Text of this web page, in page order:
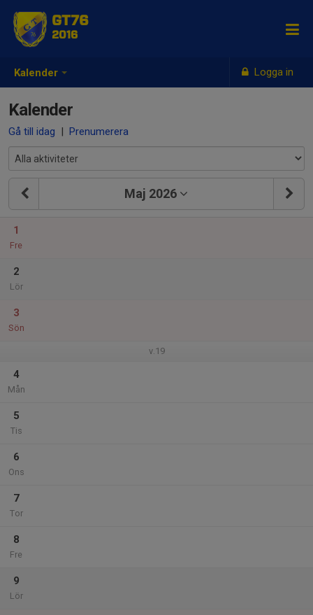
Kalender Logga in
GT76
2016
Kalender
Gå till idag | Prenumerera
Maj 2026
1
Fre
2
Lör
3
Sön
v.19
4
Mån
5
Tis
6
Ons
7
Tor
8
Fre
9
Lör